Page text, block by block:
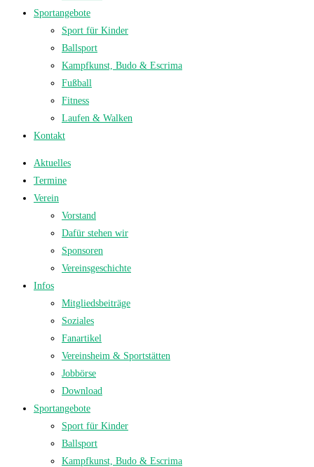
Sportangebote
Sport für Kinder
Ballsport
Kampfkunst, Budo & Escrima
Fußball
Fitness
Laufen & Walken
Kontakt
Aktuelles
Termine
Verein
Vorstand
Dafür stehen wir
Sponsoren
Vereinsgeschichte
Infos
Mitgliedsbeiträge
Soziales
Fanartikel
Vereinsheim & Sportstätten
Jobbörse
Download
Sportangebote
Sport für Kinder
Ballsport
Kampfkunst, Budo & Escrima